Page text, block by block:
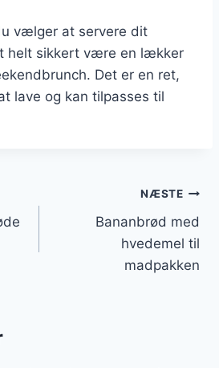
vælger at servere dit
helt sikkert være en lækker
Det er en ret,
lave og kan tilpasses til
NÆSTE
Bananbrød med
hvedemel til
madpakken